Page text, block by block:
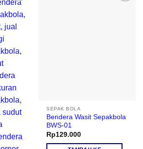
wishlist
SEPAK BOLA
Bendera Wasit Sepakbola
BWS-01
Rp129.000